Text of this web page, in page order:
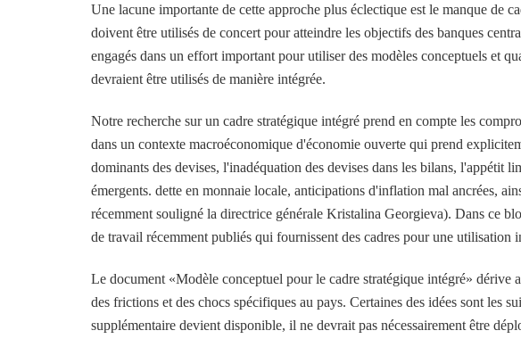
Une lacune importante de cette approche plus éclectique est le manque de
doivent être utilisés de concert pour atteindre les objectifs des banques
engagés dans un effort important pour utiliser des modèles conceptuels et
devraient être utilisés de manière intégrée.
Notre recherche sur un cadre stratégique intégré prend en compte les
dans un contexte macroéconomique d'économie ouverte qui prend
dominants des devises, l'inadéquation des devises dans les bilans, l'appétit
émergents. dette en monnaie locale, anticipations d'inflation mal ancrées,
récemment souligné la directrice générale Kristalina Georgieva). Dans ce
de travail récemment publiés qui fournissent des cadres pour une utilisation
Le document «Modèle conceptuel pour le cadre stratégique intégré» dérive
des frictions et des chocs spécifiques au pays. Certaines des idées sont les
supplémentaire devient disponible, il ne devrait pas nécessairement être